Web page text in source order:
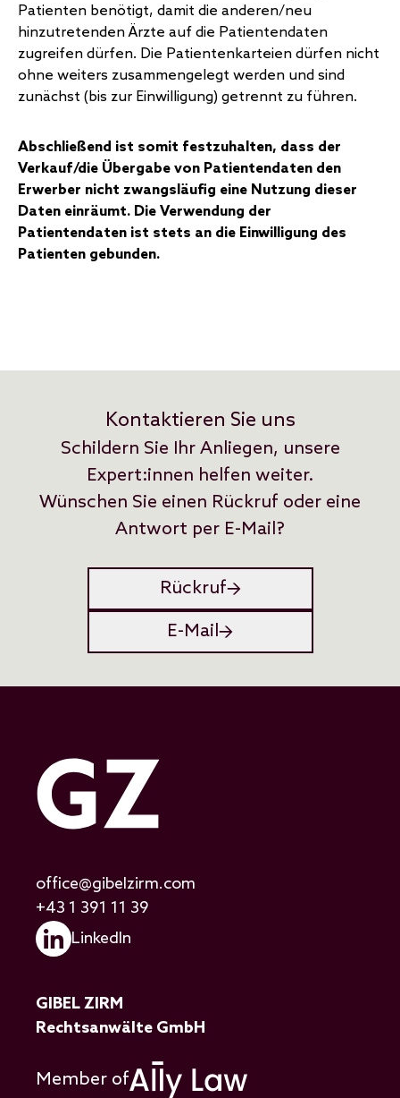
Patienten benötigt, damit die anderen/neu
hinzutretenden Ärzte auf die Patientendaten
zugreifen dürfen. Die Patientenkarteien dürfen nicht
ohne weiters zusammengelegt werden und sind
zunächst (bis zur Einwilligung) getrennt zu führen.
Abschließend ist somit festzuhalten, dass der
Verkauf/die Übergabe von Patientendaten den
Erwerber nicht zwangsläufig eine Nutzung dieser
Daten einräumt. Die Verwendung der
Patientendaten ist stets an die Einwilligung des
Patienten gebunden.
Kontaktieren Sie uns
Schildern Sie Ihr Anliegen, unsere
Expert:innen helfen weiter.
Wünschen Sie einen Rückruf oder eine
Antwort per E-Mail?
Rückruf
E-Mail
office@gibelzirm.com
+43 1 391 11 39
LinkedIn
Member of
GIBEL ZIRM
Rechtsanwälte GmbH